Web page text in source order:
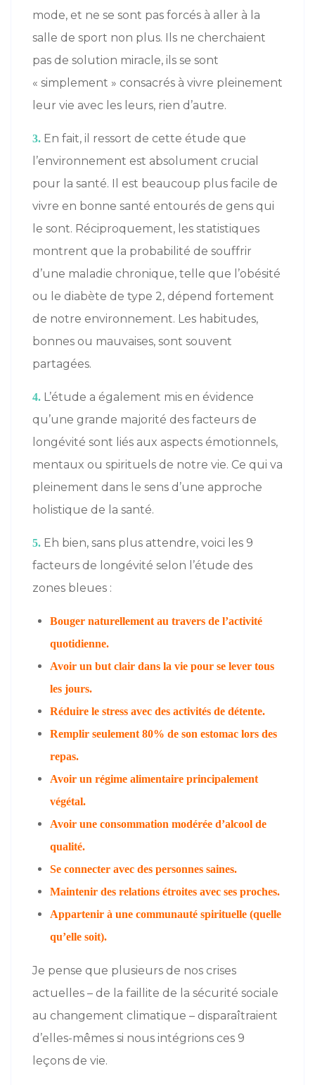
mode, et ne se sont pas forcés à aller à la
salle de sport non plus. Ils ne cherchaient
pas de solution miracle, ils se sont
« simplement » consacrés à vivre pleinement
leur vie avec les leurs, rien d’autre.
3. En fait, il ressort de cette étude que
l’environnement est absolument crucial
pour la santé. Il est beaucoup plus facile de
vivre en bonne santé entourés de gens qui
le sont. Réciproquement, les statistiques
montrent que la probabilité de souffrir
d’une maladie chronique, telle que l’obésité
ou le diabète de type 2, dépend fortement
de notre environnement. Les habitudes,
bonnes ou mauvaises, sont souvent
partagées.
4. L’étude a également mis en évidence
qu’une grande majorité des facteurs de
longévité sont liés aux aspects émotionnels,
mentaux ou spirituels de notre vie. Ce qui va
pleinement dans le sens d’une approche
holistique de la santé.
5. Eh bien, sans plus attendre, voici les 9
facteurs de longévité selon l’étude des
zones bleues :
Bouger naturellement au travers de l’activité
quotidienne.
Avoir un but clair dans la vie pour se lever tous
les jours.
Réduire le stress avec des activités de détente.
Remplir seulement 80% de son estomac lors des
repas.
Avoir un régime alimentaire principalement
végétal.
Avoir une consommation modérée d’alcool de
qualité.
Se connecter avec des personnes saines.
Maintenir des relations étroites avec ses proches.
Appartenir à une communauté spirituelle (quelle
qu’elle soit).
Je pense que plusieurs de nos crises
actuelles – de la faillite de la sécurité sociale
au changement climatique – disparaîtraient
d’elles-mêmes si nous intégrions ces 9
leçons de vie.